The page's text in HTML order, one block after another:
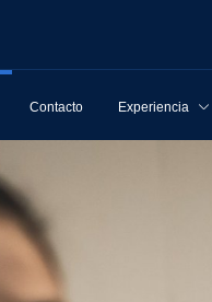
Contacto Experiencia